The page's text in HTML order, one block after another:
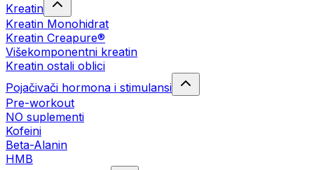
Kreatin
Kreatin Monohidrat
Kreatin Creapure®
Višekomponentni kreatin
Kreatin ostali oblici
Pojačivači hormona i stimulansi
Pre-workout
NO suplementi
Kofeini
Beta-Alanin
HMB